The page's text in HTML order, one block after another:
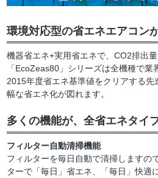
環境対応型の省エネエアコン
機器省エネ+実用省エネで、CO2排出
「EcoZeas80」シリーズは全機種で業
2015年度省エネ基準値をクリアする
幅な省エネ化が図れます。
多くの機能が、全省エネタイ
フィルター自動清掃機能
フィルターを毎日自動で清掃しますの
ターで「毎日」省エネ、「毎日」快適に